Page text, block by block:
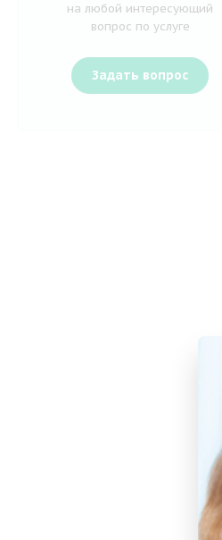
на любой интересующий
вопрос по услуге
Задать вопрос